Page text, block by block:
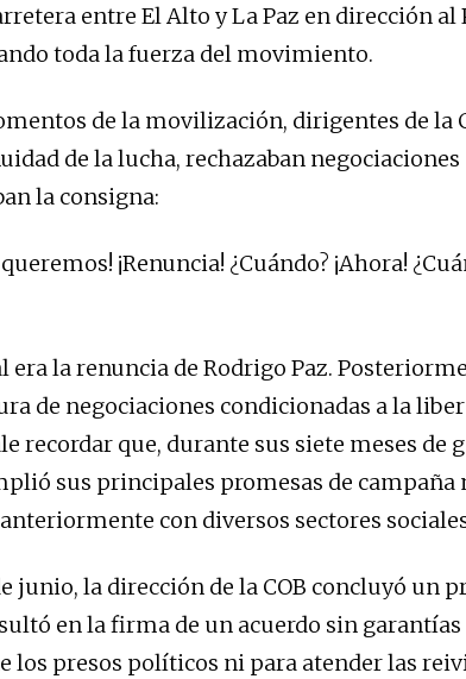
entre El Alto y La Paz en dirección al
toda la fuerza del movimiento.
de la movilización, dirigentes de la
de la lucha, rechazaban negociaciones
la consigna:
¡Renuncia! ¿Cuándo? ¡Ahora!
era la renuncia de Rodrigo Paz.
de negociaciones condicionadas a la
recordar que, durante sus siete meses de
sus principales promesas de campaña
con diversos sectores
junio, la dirección de la COB concluyó un
en la firma de un acuerdo sin
los presos políticos ni para atender las